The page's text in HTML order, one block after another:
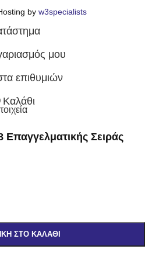
by w3specialists
μου
επιθυμιών
Καλάθι
Σειράς
ΣΤΟ ΚΑΛΆΘΙ